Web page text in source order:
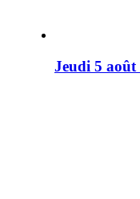
Jeudi 5